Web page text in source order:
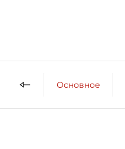
Основное